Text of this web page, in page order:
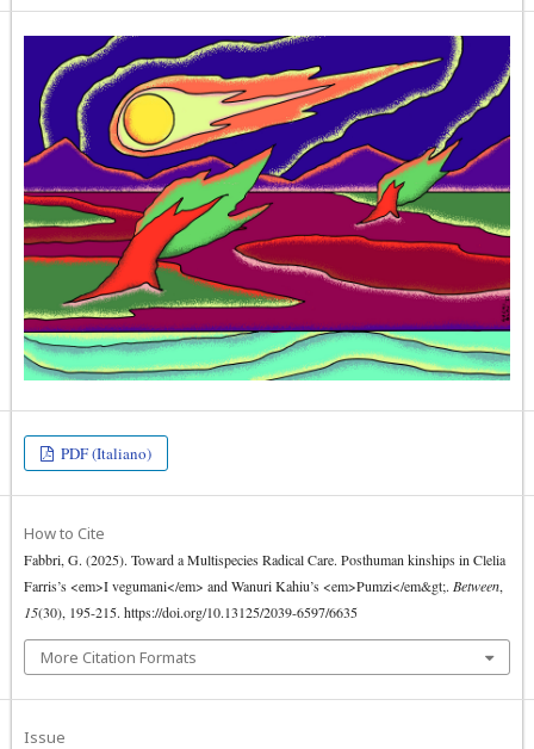
PDF (Italiano)
How to Cite
Fabbri, G. (2025). Toward a Multispecies Radical Care. Posthuman kinships in Clelia
Farris’s <em>I vegumani</em> and Wanuri Kahiu’s <em>Pumzi</em&gt;. Between,
15(30), 195-215. https://doi.org/10.13125/2039-6597/6635
More Citation Formats
Issue